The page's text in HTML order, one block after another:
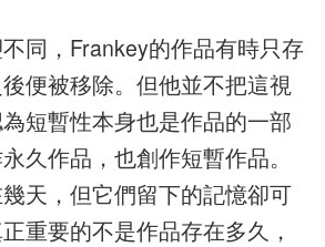
同，Frankey的作品有時只存
便被移除。但他並不把這視
短暫性本身也是作品的一部
久作品，也創作短暫作品。
天，但它們留下的記憶卻可
重要的不是作品存在多久，